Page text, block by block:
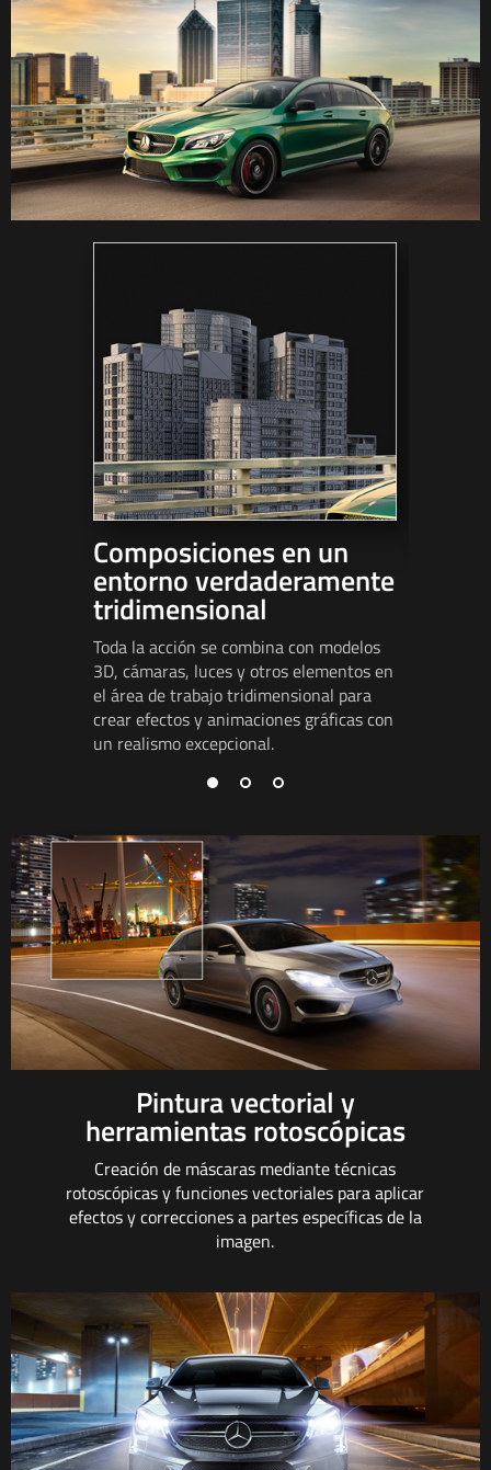
Composiciones en un
entorno verdaderamente
tridimensional
Toda la acción se combina con modelos
3D, cámaras, luces y otros elementos en
el área de trabajo tridimensional para
crear efectos y animaciones gráficas con
un realismo excepcional.
Pintura vectorial y
herramientas rotoscópicas
Creación de máscaras mediante técnicas
rotoscópicas y funciones vectoriales para aplicar
efectos y correcciones a partes específicas de la
imagen.